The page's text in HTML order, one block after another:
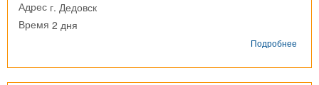
Адрес г. Дедовск
Время 2 дня
Подробнее